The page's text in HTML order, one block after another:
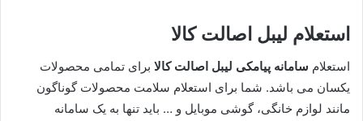
استعلام لیبل اصالت کالا
استعلام سامانه پیامکی لیبل اصالت کالا برای تمامی محصولات
یکسان می ‌باشد. شما برای استعلام سلامت محصولات گوناگون
مانند لوازم خانگی، گوشی موبایل و … باید تنها به یک سامانه